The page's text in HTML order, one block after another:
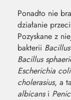
Ponadto nie
działanie
Pozyskane z
bakterii
Bacillus
Escherichia coli
cholerasius, a
albicansi